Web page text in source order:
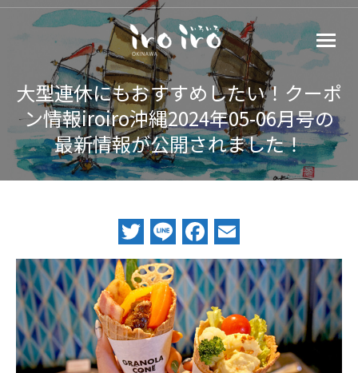
大型連休にもおすすめしたい！クーポ
ン情報iroiro沖縄2024年05-06月号の
最新情報が公開されました！
Twitter
LineFacebook